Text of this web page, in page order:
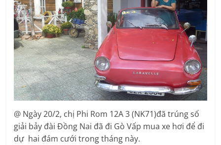
@ Ngày 20/2, chị Phi Rom 12A 3 (NK71)đã trúng số
giải bảy đài Đồng Nai đã đi Gò Vấp mua xe hơi để đi
dự hai đám cưới trong tháng này.